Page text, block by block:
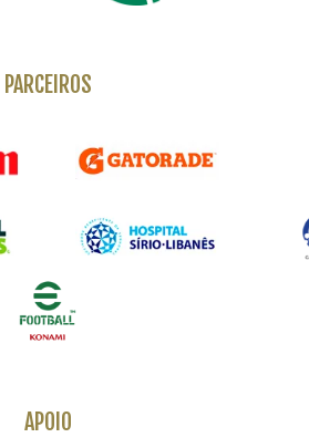
PARCEIROS
APOIO